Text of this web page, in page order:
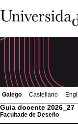
Galego Castellano
Guia docente 2026_27
Facultade de Deseño